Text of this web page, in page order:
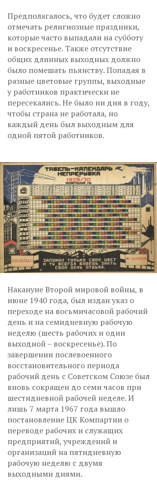
Предполагалось, что будет сложно
отмечать религиозные праздники,
которые часто выпадали на субботу
и воскресенье. Также отсутствие
общих длинных выходных должно
было помешать пьянству. Попадая в
разные цветовые группы, выходные
у работников практически не
пересекались. Не было ни дня в году,
чтобы страна не работала, но
каждый день был выходным для
одной пятой работников.
Накануне Второй мировой войны, в
июне 1940 года, был издан указ о
переходе на восьмичасовой рабочий
день и на семидневную рабочую
неделю (шесть рабочих и один
выходной – воскресенье). По
завершении послевоенного
восстановительного периода
рабочий день с Советском Союзе был
вновь сокращен до семи часов при
шестидневной рабочей неделе. И
лишь 7 марта 1967 года вышло
постановление ЦК Компартии о
переводе рабочих и служащих
предприятий, учреждений и
организаций на пятидневную
рабочую неделю с двумя
выходными днями.